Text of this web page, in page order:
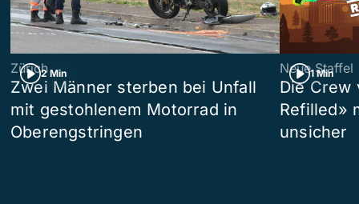
2 Min
Zürich
Zwei Männer sterben bei Unfall
mit gestohlenem Motorrad in
Oberengstringen
1 Min
Neue Staffel
Die Crew
Refilled»
unsicher